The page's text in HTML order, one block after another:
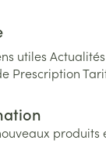
utiles
Prescription
produits